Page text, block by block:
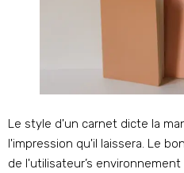
Le style d'un carnet dicte la
l'impression qu'il laissera. Le
de l'utilisateur’s